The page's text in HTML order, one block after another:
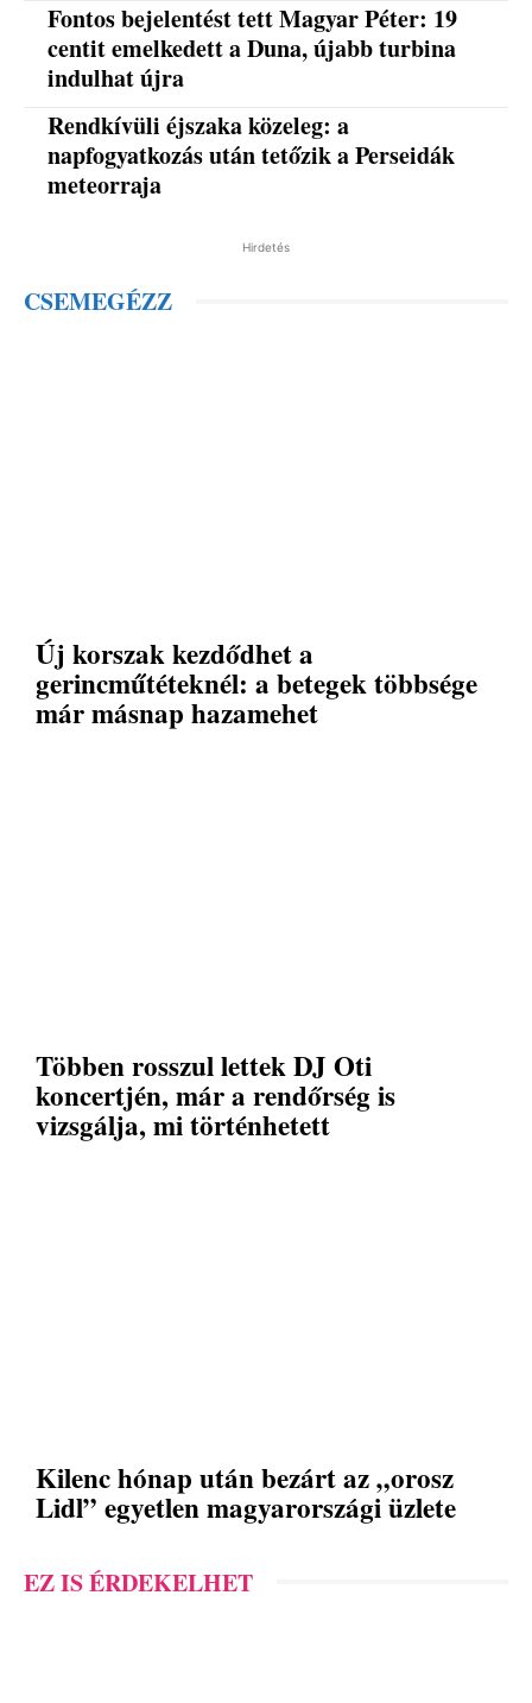
Fontos bejelentést tett Magyar Péter: 19
centit emelkedett a Duna, újabb turbina
indulhat újra
Rendkívüli éjszaka közeleg: a
napfogyatkozás után tetőzik a Perseidák
meteorraja
Hirdetés
CSEMEGÉZZ
Új korszak kezdődhet a
gerincműtéteknél: a betegek többsége
már másnap hazamehet
Többen rosszul lettek DJ Oti
koncertjén, már a rendőrség is
vizsgálja, mi történhetett
Kilenc hónap után bezárt az „orosz
Lidl” egyetlen magyarországi üzlete
EZ IS ÉRDEKELHET